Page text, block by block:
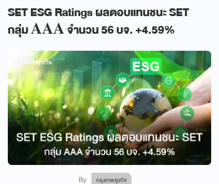
SET ESG Ratings ผลตอบแทนชนะ SET
กลุ่ม 𝐀𝐀𝐀 จำนวน 56 บจ. +4.59%
By กรุงเทพธุรกิจ